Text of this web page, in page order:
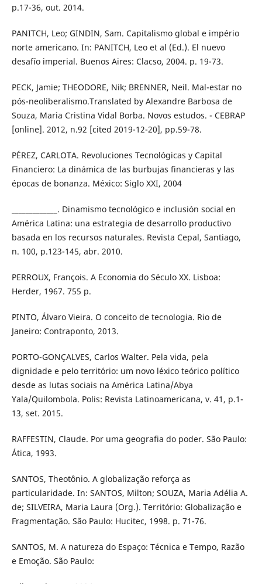
p.17-36, out. 2014.
PANITCH, Leo; GINDIN, Sam. Capitalismo global e império
norte americano. In: PANITCH, Leo et al (Ed.). El nuevo
desafío imperial. Buenos Aires: Clacso, 2004. p. 19-73.
PECK, Jamie; THEODORE, Nik; BRENNER, Neil. Mal-estar no
pós-neoliberalismo.Translated by Alexandre Barbosa de
Souza, Maria Cristina Vidal Borba. Novos estudos. - CEBRAP
[online]. 2012, n.92 [cited 2019-12-20], pp.59-78.
PÉREZ, CARLOTA. Revoluciones Tecnológicas y Capital
Financiero: La dinámica de las burbujas financieras y las
épocas de bonanza. México: Siglo XXI, 2004
_____________. Dinamismo tecnológico e inclusión social en
América Latina: una estrategia de desarrollo productivo
basada en los recursos naturales. Revista Cepal, Santiago,
n. 100, p.123-145, abr. 2010.
PERROUX, François. A Economia do Século XX. Lisboa:
Herder, 1967. 755 p.
PINTO, Álvaro Vieira. O conceito de tecnologia. Rio de
Janeiro: Contraponto, 2013.
PORTO-GONÇALVES, Carlos Walter. Pela vida, pela
dignidade e pelo território: um novo léxico teórico político
desde as lutas sociais na América Latina/Abya
Yala/Quilombola. Polis: Revista Latinoamericana, v. 41, p.1-
13, set. 2015.
RAFFESTIN, Claude. Por uma geografia do poder. São Paulo:
Ática, 1993.
SANTOS, Theotônio. A globalização reforça as
particularidade. In: SANTOS, Milton; SOUZA, Maria Adélia A.
de; SILVEIRA, Maria Laura (Org.). Território: Globalização e
Fragmentação. São Paulo: Hucitec, 1998. p. 71-76.
SANTOS, M. A natureza do Espaço: Técnica e Tempo, Razão
e Emoção. São Paulo: